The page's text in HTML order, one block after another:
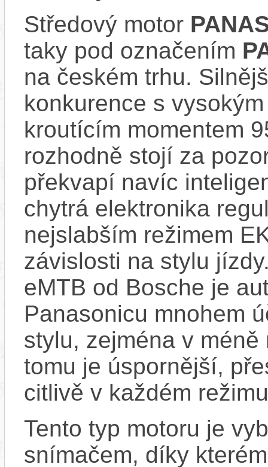
Středový motor
taky pod označením
na českém trhu.
konkurence s
kroutícím momentem
rozhodně stojí za
překvapí navíc
chytrá elektronika
nejslabším režimem
závislosti na stylu
eMTB od Bosche je
Panasonicu mnohem
stylu, zejména v
tomu je úspornější,
citlivě v každém
Tento typ motoru je
snímačem, díky